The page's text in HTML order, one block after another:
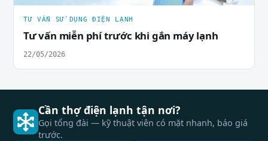
TƯ VẤN SỬ DỤNG ĐIỆN LẠNH
Tư vấn miễn phí trước khi gắn máy lạnh
22/05/2026
Cần thợ điện lạnh tận nơi?
Gọi tổng đài — kỹ thuật viên có mặt nhanh, báo giá
trước.